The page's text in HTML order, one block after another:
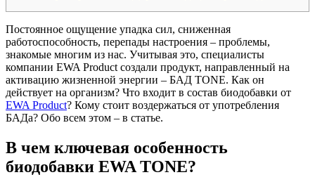
Постоянное ощущение упадка сил, сниженная
работоспособность, перепады настроения – проблемы,
знакомые многим из нас. Учитывая это, специалисты
компании EWA Product создали продукт, направленный на
активацию жизненной энергии – БАД TONE. Как он
действует на организм? Что входит в состав биодобавки от
EWA Product? Кому стоит воздержаться от употребления
БАДа? Обо всем этом – в статье.
В чем ключевая особенность
биодобавки EWA TONE?